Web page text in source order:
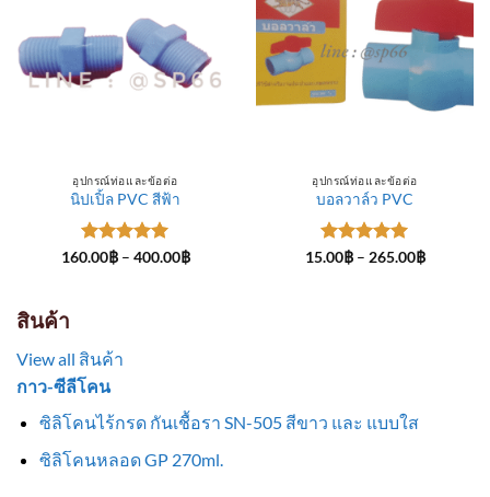
อุปกรณ์ท่อและข้อต่อ
นิปเปิ้ล PVC สีฟ้า
ให้คะแนน
160.00฿ – 400.00฿Price
อุปกรณ์ท่อและข้อต่อ
บอลวาล์ว PVC
ให้คะแนน
15.00฿ – 265.00฿Price
สินค้า
View all สินค้า
กาว-ซีลีโคน
ซิลิโคนไร้กรด กันเชื้อรา SN-505 สีขาว และ แบบใส
ซิลิโคนหลอด GP 270ml.